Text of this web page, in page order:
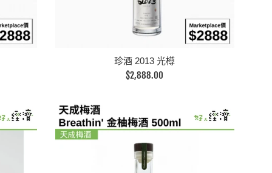
珍酒 2013 光樽
定
$2,888.00